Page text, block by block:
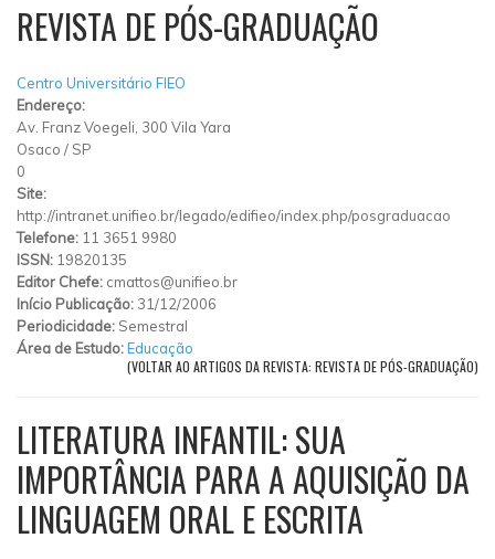
REVISTA DE PÓS-GRADUAÇÃO
Centro Universitário FIEO
Endereço:
Av. Franz Voegeli, 300 Vila Yara
Osaco / SP
0
Site:
http://intranet.unifieo.br/legado/edifieo/index.php/posgraduacao
Telefone: 11 3651 9980
ISSN: 19820135
Editor Chefe: cmattos@unifieo.br
Início Publicação: 31/12/2006
Periodicidade: Semestral
Área de Estudo:Educação
(VOLTAR AO ARTIGOS DA REVISTA: REVISTA DE PÓS-GRADUAÇÃO)
LITERATURA INFANTIL: SUA
IMPORTÂNCIA PARA A AQUISIÇÃO DA
LINGUAGEM ORAL E ESCRITA